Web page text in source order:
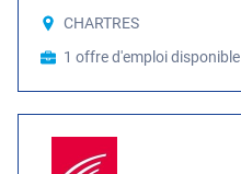
CHARTRES
1 offre d'emploi disponible